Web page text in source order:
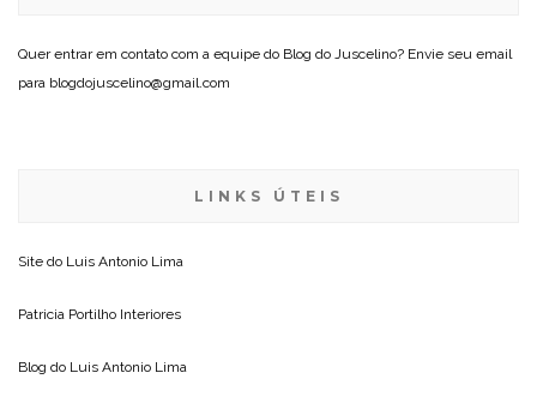
Quer entrar em contato com a equipe do Blog do Juscelino? Envie seu email
para blogdojuscelino@gmail.com
LINKS ÚTEIS
Site do Luis Antonio Lima
Patricia Portilho Interiores
Blog do Luis Antonio Lima